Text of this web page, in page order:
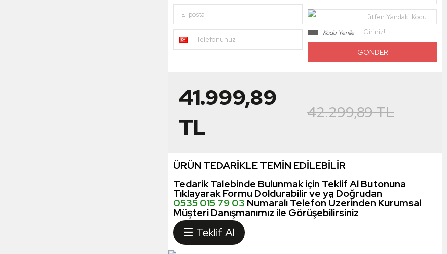
E-posta
Telefonunuz
Lütfen Yandaki Kodu
Giriniz!
Kodu Yenile
41.999,89
TL
42.299,89TL
ÜRÜN TEDARİKLE TEMİN EDİLEBİLİR
Tedarik Talebinde Bulunmak için Teklif Al Butonuna
Tıklayarak Formu Doldurabilir ve ya Doğrudan
0535 015 79 03 Numaralı Telefon Üzerinden Kurumsal
Müşteri Danışmanımız ile Görüşebilirsiniz
☰ Teklif Al